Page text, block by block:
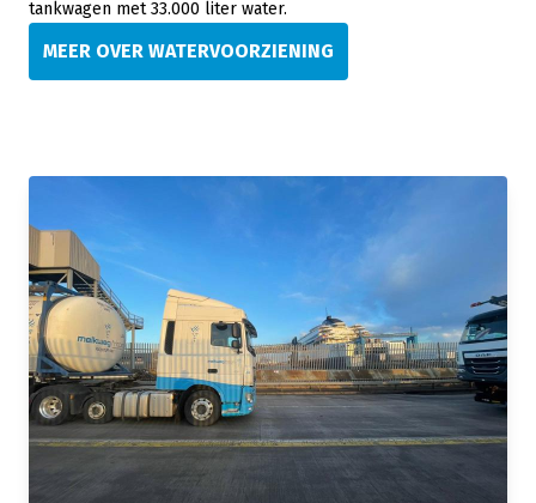
tankwagen met 33.000 liter water.
MEER OVER WATERVOORZIENING